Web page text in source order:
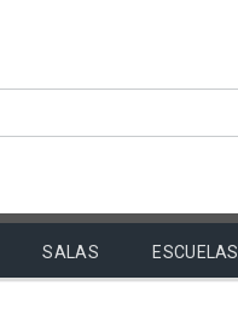
SALAS ESCUELAS